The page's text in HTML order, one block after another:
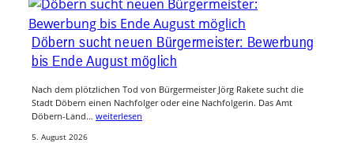
Döbern sucht neuen Bürgermeister: Bewerbung
bis Ende August möglich
Nach dem plötzlichen Tod von Bürgermeister Jörg Rakete sucht die
Stadt Döbern einen Nachfolger oder eine Nachfolgerin. Das Amt
Döbern-Land… weiterlesen
5. August 2026